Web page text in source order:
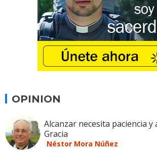
OPINION
Alcanzar necesita paciencia y
Gracia
Néstor Mora Núñez